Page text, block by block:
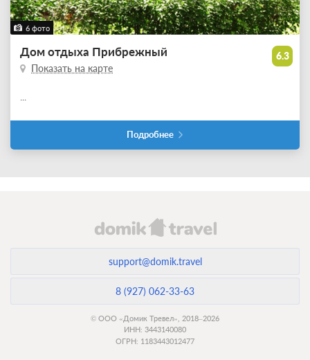
6 фото
6.3
Дом отдыха Прибрежный
Показать на карте
...
Подробнее
support@domik.travel
8 (927) 062-33-63
© ООО «Домик Тревел», 2018–2026
ИНН: 3443140080
ОГРН: 1183443012477